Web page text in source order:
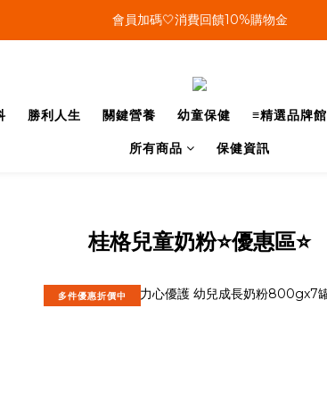
單筆結帳金額滿899🤍超取/郵寄免運費
會員加碼🤍消費回饋10%購物金
勝利人生 關鍵營養 幼童保健 ≡精選品牌館
所有商品 保健資訊
桂格兒童奶粉⭐優惠區⭐
多件優惠折價中